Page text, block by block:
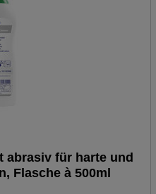
abrasiv für harte und
Flasche à 500ml